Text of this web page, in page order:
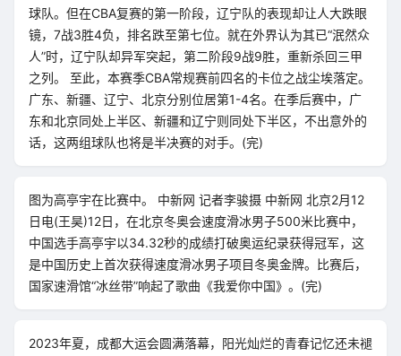
球队。但在CBA复赛的第一阶段，辽宁队的表现却让人大跌眼
镜，7战3胜4负，排名跌至第七位。就在外界认为其已“泯然众
人”时，辽宁队却异军突起，第二阶段9战9胜，重新杀回三甲
之列。 至此，本赛季CBA常规赛前四名的卡位之战尘埃落定。
广东、新疆、辽宁、北京分别位居第1-4名。在季后赛中，广
东和北京同处上半区、新疆和辽宁则同处下半区，不出意外的
话，这两组球队也将是半决赛的对手。(完)
图为高亭宇在比赛中。 中新网 记者李骏摄 中新网 北京2月12
日电(王昊)12日，在北京冬奥会速度滑冰男子500米比赛中，
中国选手高亭宇以34.32秒的成绩打破奥运纪录获得冠军，这
是中国历史上首次获得速度滑冰男子项目冬奥金牌。比赛后，
国家速滑馆“冰丝带”响起了歌曲《我爱你中国》。(完)
2023年夏，成都大运会圆满落幕，阳光灿烂的青春记忆还未褪